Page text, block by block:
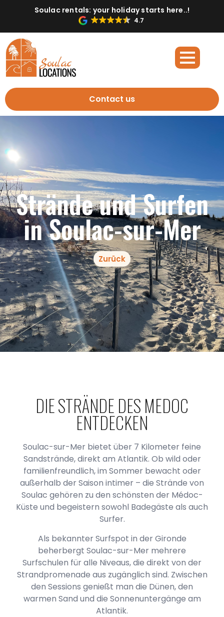
Soulac rentals: your holiday starts here..!
4.7
Contact us
Strände und Surfen
in Soulac-sur-Mer
Zurück
DIE STRÄNDE DES MEDOC
ENTDECKEN
Soulac-sur-Mer bietet über 7 Kilometer feine
Sandstrände, direkt am Atlantik. Ob wild oder
familienfreundlich, im Sommer bewacht oder
außerhalb der Saison intimer – die Strände von
Soulac gehören zu den schönsten der Médoc-
Küste und begeistern sowohl Badegäste als auch
Surfer.
Als bekannter Surfspot in der Gironde
beherbergt Soulac-sur-Mer mehrere
Surfschulen für alle Niveaus, die direkt von der
Strandpromenade aus zugänglich sind. Zwischen
den Sessions genießt man die Dünen, den
warmen Sand und die Sonnenuntergänge am
Atlantik.